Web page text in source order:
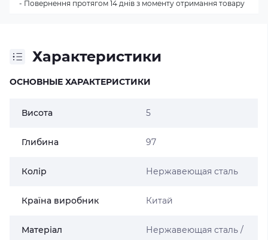
Характеристики
ОСНОВНЫЕ ХАРАКТЕРИСТИКИ
Висота 5
Глибина 97
Колір Нержавеющая сталь
Країна виробник Китай
Матеріал
Нержавеющая сталь /
- Повернення протягом 14 днів з моменту отримання товару